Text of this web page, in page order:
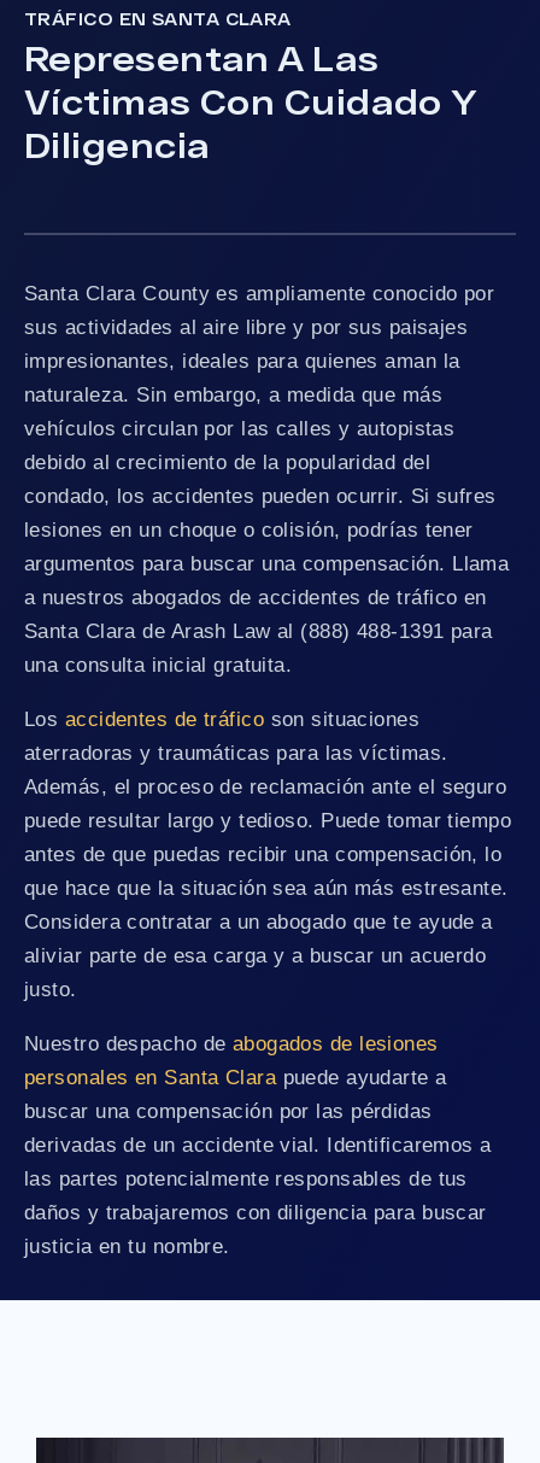
TRÁFICO EN SANTA CLARA
Representan A Las
Víctimas Con Cuidado Y
Diligencia
Santa Clara County es ampliamente conocido por
sus actividades al aire libre y por sus paisajes
impresionantes, ideales para quienes aman la
naturaleza. Sin embargo, a medida que más
vehículos circulan por las calles y autopistas
debido al crecimiento de la popularidad del
condado, los accidentes pueden ocurrir. Si sufres
lesiones en un choque o colisión, podrías tener
argumentos para buscar una compensación. Llama
a nuestros abogados de accidentes de tráfico en
Santa Clara de Arash Law al (888) 488-1391 para
una consulta inicial gratuita.
Los accidentes de tráfico son situaciones
aterradoras y traumáticas para las víctimas.
Además, el proceso de reclamación ante el seguro
puede resultar largo y tedioso. Puede tomar tiempo
antes de que puedas recibir una compensación, lo
que hace que la situación sea aún más estresante.
Considera contratar a un abogado que te ayude a
aliviar parte de esa carga y a buscar un acuerdo
justo.
Nuestro despacho de abogados de lesiones
personales en Santa Clara puede ayudarte a
buscar una compensación por las pérdidas
derivadas de un accidente vial. Identificaremos a
las partes potencialmente responsables de tus
daños y trabajaremos con diligencia para buscar
justicia en tu nombre.